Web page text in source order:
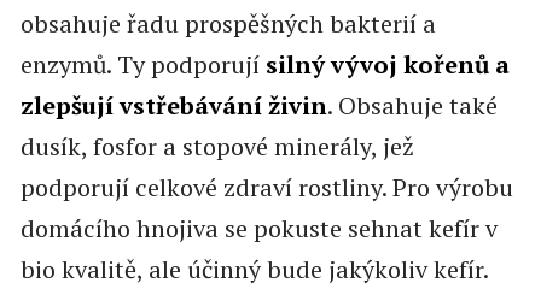
obsahuje řadu prospěšných bakterií a
enzymů. Ty podporují silný vývoj kořenů a
zlepšují vstřebávání živin. Obsahuje také
dusík, fosfor a stopové minerály, jež
podporují celkové zdraví rostliny. Pro výrobu
domácího hnojiva se pokuste sehnat kefír v
bio kvalitě, ale účinný bude jakýkoliv kefír.